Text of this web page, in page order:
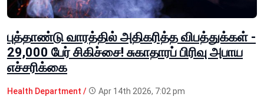
புத்தாண்டு வாரத்தில் அதிகரித்த விபத்துக்கள் -
29,000 பேர் சிகிச்சை! சுகாதாரப் பிரிவு அபாய
எச்சரிக்கை
Health Department / Apr 14th 2026, 7:02 pm